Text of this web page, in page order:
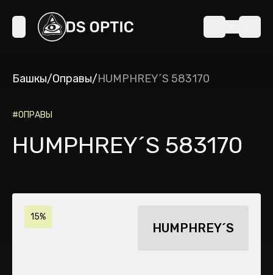
Башкы/Оправы/HUMPHREY´S 583170
#ОПРАВЫ
HUMPHREY´S 583170
15%
HUMPHREY´S